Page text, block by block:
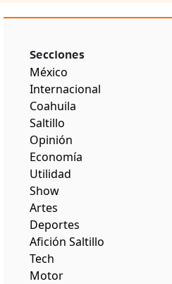
Secciones
México
Internacional
Coahuila
Saltillo
Opinión
Economía
Utilidad
Show
Artes
Deportes
Afición Saltillo
Tech
Motor